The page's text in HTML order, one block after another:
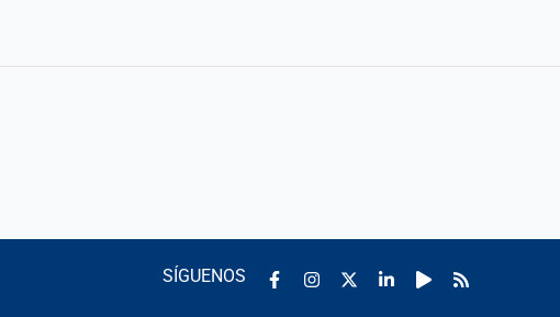
SÍGUENOS
Facebook-
f
InstagramLinkedin-
in
PlayRss